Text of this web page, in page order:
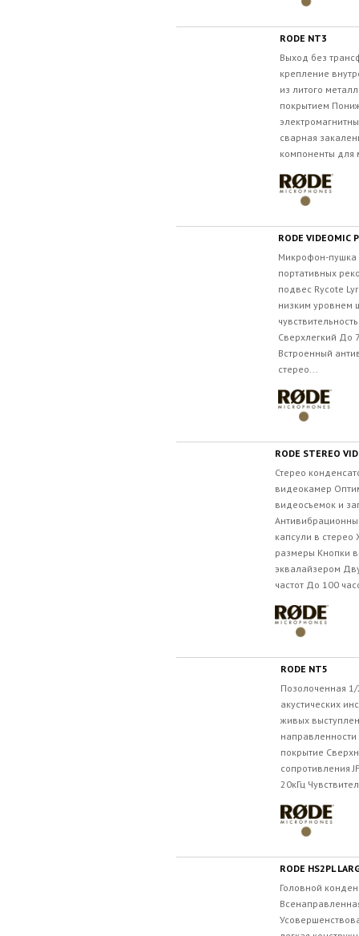
RODE NT3
Выход без
крепление
из литого
покрытием
сварная
компоненты для
RODE VIDEOMIC
Микрофон-пушка
портативных
подвес Rycote
низким уровнем
Сверхлегкий До
Встроенный
стерео...
RODE STEREO
Стерео
видеокамер
видеосъемок и
капсули в стерео
размеры Кнопки
эквалайзером
частот До 100
RODE NT5
Позолоченная
акустических
живых
покрытие
сопротивления
20кГц
RODE HS2PL
Головной